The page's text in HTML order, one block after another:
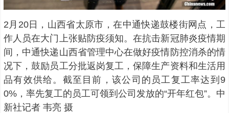
2月20日，山西省太原市，在中通快递鼓楼街网点，工
作人员在大门上张贴防疫须知。在抗击新冠肺炎疫情期
间，中通快递山西省管理中心在做好疫情防控消杀的情
况下，鼓励员工分批返岗复工，保障生产资料和生活用
品有效供给。截至目前，该公司的员工复工率达到9
0%，率先复工的员工可领到公司发放的“开年红包”。中
新社记者 韦亮 摄